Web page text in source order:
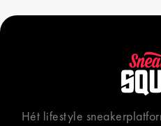
Hét lifestyle